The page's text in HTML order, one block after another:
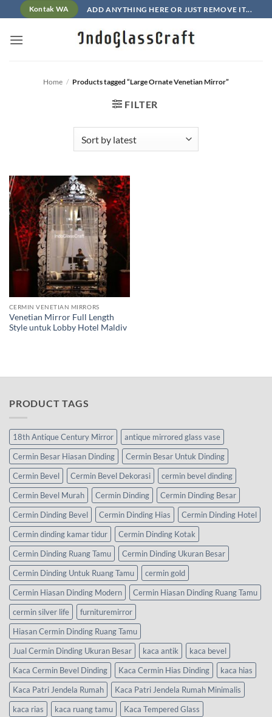
to
content
Kontak WA ADD ANYTHING HERE OR JUST REMOVE IT...
Home / Products tagged “Large Ornate Venetian Mirror”
FILTER
CERMIN VENETIAN MIRRORS
Venetian Mirror Full Length
Style untuk Lobby Hotel Maldiv
PRODUCT TAGS
18th Antique Century Mirror
antique mirrored glass vase
Cermin Besar Hiasan Dinding
Cermin Besar Untuk Dinding
Cermin Bevel
Cermin Bevel Dekorasi
cermin bevel dinding
Cermin Bevel Murah
Cermin Dinding
Cermin Dinding Besar
Cermin Dinding Bevel
Cermin Dinding Hias
Cermin Dinding Hotel
Cermin dinding kamar tidur
Cermin Dinding Kotak
Cermin Dinding Ruang Tamu
Cermin Dinding Ukuran Besar
Cermin Dinding Untuk Ruang Tamu
cermin gold
Cermin Hiasan Dinding Modern
Cermin Hiasan Dinding Ruang Tamu
cermin silver life
furnituremirror
Hiasan Cermin Dinding Ruang Tamu
Jual Cermin Dinding Ukuran Besar
kaca antik
kaca bevel
Kaca Cermin Bevel Dinding
Kaca Cermin Hias Dinding
kaca hias
Kaca Patri Jendela Rumah
Kaca Patri Jendela Rumah Minimalis
kaca rias
kaca ruang tamu
Kaca Tempered Glass